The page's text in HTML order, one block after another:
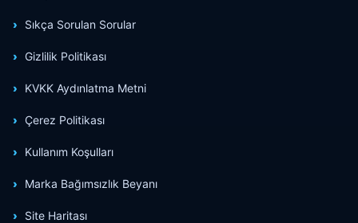
Sıkça Sorulan Sorular
Gizlilik Politikası
KVKK Aydınlatma Metni
Çerez Politikası
Kullanım Koşulları
Marka Bağımsızlık Beyanı
Site Haritası